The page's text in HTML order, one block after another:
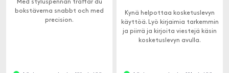
Med styluspennan träffar du
bokstäverna snabbt och med
precision.
Kynä helpottaa kosketuslevyn
käyttöä. Lyö kirjaimia tarkemmin
ja piirrä ja kirjoita viestejä käsin
kosketuslevyn avulla.